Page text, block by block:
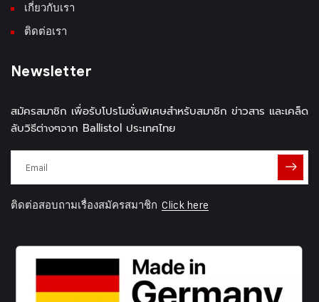
เกี่ยวกับเรา
ติดต่อเรา
Newsletter
สมัครสมาชิก เพื่อรับโปรโมชั่นพิเศษสำหรับสมาชิก ข่าวสาร และเคล็ด
ลับวิธีต่างๆจาก Ballistol ประเทศไทย
ติดต่อสอบถามเรื่องสมัครสมาชิก Click here